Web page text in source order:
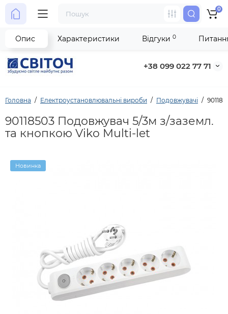
+38 099 022 77 71
0
Головна Електроустановлювальні вироби Подовжувачі
90118503 Подовжувач 5/3м з/заземл.
та кнопкою Viko Multi-let
Новинка
Опис Характеристики Відгуки 0